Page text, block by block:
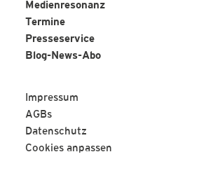
Medienresonanz
Termine
Presseservice
Blog-News-Abo
Impressum
AGBs
Datenschutz
Cookies anpassen